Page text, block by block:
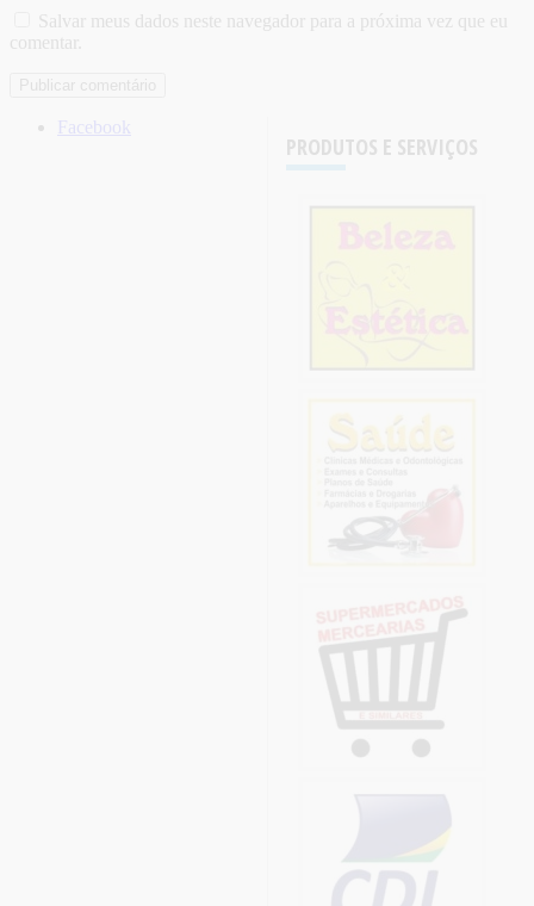
Salvar meus dados neste navegador para a próxima vez que eu
comentar.
PRODUTOS E SERVIÇOS
Facebook